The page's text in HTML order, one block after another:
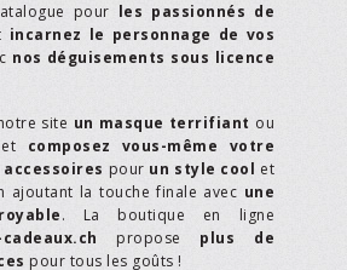
pour les passionnés de
incarnez le personnage de vos
nos déguisements sous licence
site un masque terrifiant ou
et composez vous-même votre
accessoires pour un style cool et
ajoutant la touche finale avec une
. La boutique en ligne
propose plus de
pour tous les goûts !